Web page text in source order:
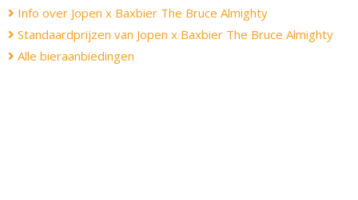
Info over Jopen x Baxbier The Bruce Almighty
Standaardprijzen van Jopen x Baxbier The Bruce Almighty
Alle bieraanbiedingen